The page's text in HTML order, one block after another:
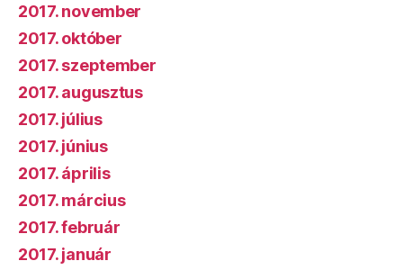
2017. november
2017. október
2017. szeptember
2017. augusztus
2017. július
2017. június
2017. április
2017. március
2017. február
2017. január